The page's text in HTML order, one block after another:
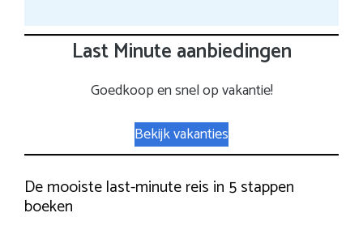
Last Minute aanbiedingen
Goedkoop en snel op vakantie!
Bekijk vakanties
De mooiste last-minute reis in 5 stappen
boeken